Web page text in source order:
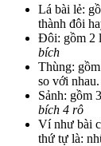
Lá bài lẻ:
thành đôi
Đôi: gồm 2
bích
Thùng:
so với nhau.
Sảnh: gồm
bích 4 rô
Ví như bài
thứ tự là: